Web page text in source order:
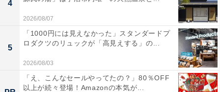
4
2026/08/07
5
「1000円には見えなかった」スタンダードプ
ロダクツのリュックが「高見えする」の...
2026/08/03
「え、こんなセールやってたの？」80％OFF
以上が続々登場！Amazonの本気が...